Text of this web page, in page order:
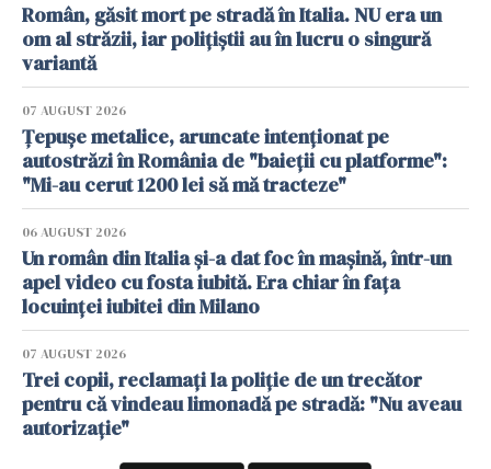
Român, găsit mort pe stradă în Italia. NU era un
om al străzii, iar polițiștii au în lucru o singură
variantă
07 AUGUST 2026
Țepușe metalice, aruncate intenționat pe
autostrăzi în România de "baieții cu platforme":
"Mi-au cerut 1200 lei să mă tracteze"
06 AUGUST 2026
Un român din Italia și-a dat foc în mașină, într-un
apel video cu fosta iubită. Era chiar în fața
locuinței iubitei din Milano
07 AUGUST 2026
Trei copii, reclamați la poliție de un trecător
pentru că vindeau limonadă pe stradă: "Nu aveau
autorizație"